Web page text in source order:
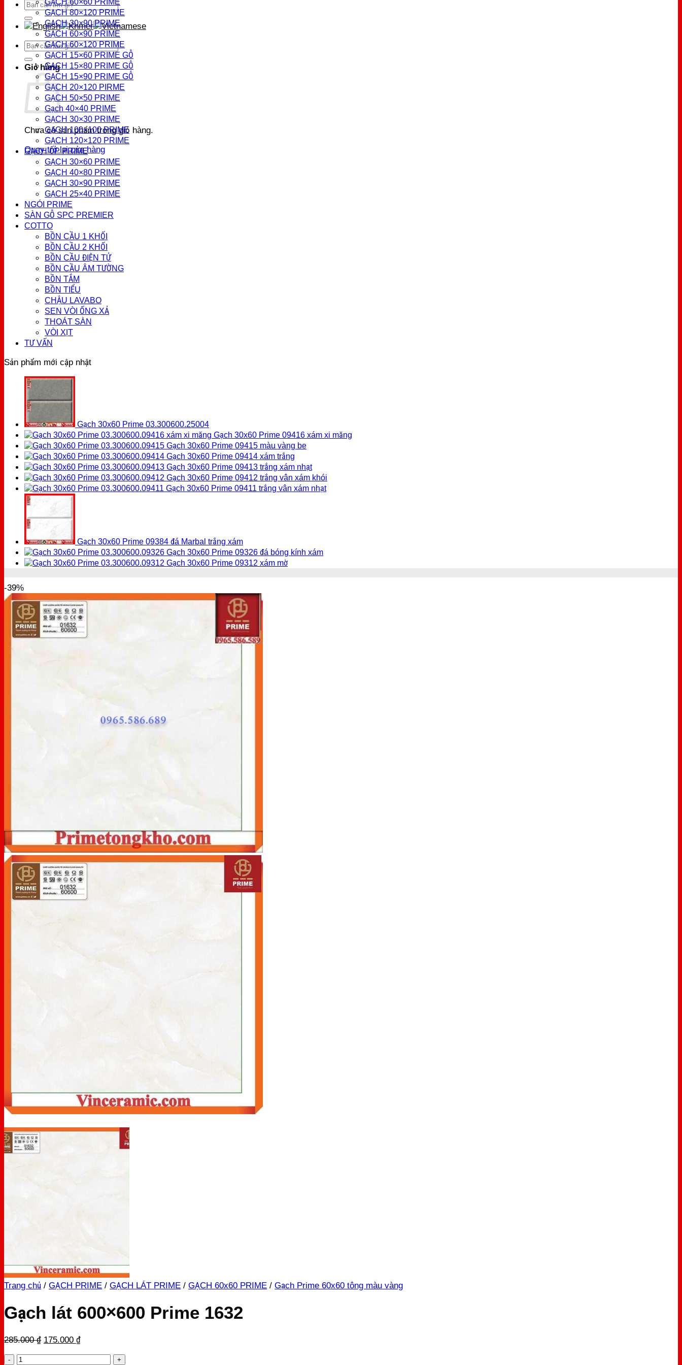
Tìm
kiếm:
Tìm
kiếm:
Giỏ hàng
Chưa có sản phẩm trong giỏ hàng.
Quay trở lại cửa hàng
GẠCH 80×120 PRIME
GẠCH 30×90 PRIME
GẠCH 60×90 PRIME
GẠCH 60×120 PRIME
GẠCH 15×60 PRIME GỖ
GẠCH 15×80 PRIME GỖ
GẠCH 15×90 PRIME GỖ
GẠCH 20×120 PIRME
GẠCH 50×50 PRIME
Gạch 40×40 PRIME
GẠCH 30×30 PRIME
GẠCH 100×100 PRIME
GẠCH 120×120 PRIME
GẠCH ỐP PRIME
GẠCH 30×60 PRIME
GẠCH 40×80 PRIME
GẠCH 30×90 PRIME
GẠCH 25×40 PRIME
NGÓI PRIME
SÀN GỖ SPC PREMIER
COTTO
BỒN CẦU 1 KHỐI
BỒN CẦU 2 KHỐI
BỒN CẦU ĐIỆN TỬ
BỒN CẦU ÂM TƯỜNG
BỒN TẮM
BỒN TIỂU
CHẬU LAVABO
SEN VÒI ỐNG XẢ
THOÁT SÀN
VÒI XỊT
TƯ VẤN
Sản phẩm mới cập nhật
Gạch 30x60 Prime 03.300600.25004
Gạch 30x60 Prime 09416 xám xi măng
Gạch 30x60 Prime 09415 màu vàng be
Gạch 30x60 Prime 09414 xám trắng
Gạch 30x60 Prime 09413 trắng xám nhạt
Gạch 30x60 Prime 09412 trắng vân xám khói
Gạch 30x60 Prime 09411 trắng vân xám nhạt
Gạch 30x60 Prime 09384 đá Marbal trắng xám
Gạch 30x60 Prime 09326 đá bóng kính xám
Gạch 30x60 Prime 09312 xám mờ
-39%
Trang chủ / GẠCH PRIME / GẠCH LÁT PRIME / GẠCH 60x60 PRIME / Gạch Prime 60x60 tông màu vàng
Gạch lát 600×600 Prime 1632
285.000₫ Original
175.000 ₫Current
Gạch